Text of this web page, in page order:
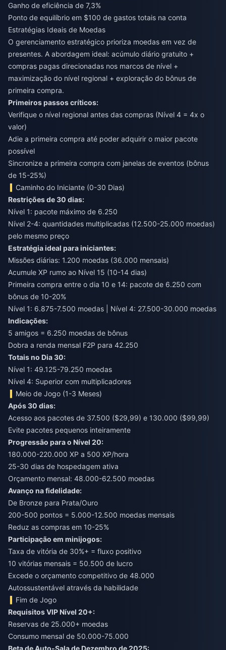
Ganho de eficiência de 7,3%
Ponto de equilíbrio em $100 de gastos totais na conta
Estratégias Ideais de Moedas
O gerenciamento estratégico prioriza moedas em vez de
presentes. A abordagem ideal: acúmulo diário gratuito +
compras pagas direcionadas nos marcos de nível +
maximização do nível regional + exploração do bônus de
primeira compra.
Primeiros passos críticos:
Verifique o nível regional antes das compras (Nível 4 = 4x o
valor)
Adie a primeira compra até poder adquirir o maior pacote
possível
Sincronize a primeira compra com janelas de eventos (bônus
de 15-25%)
Caminho do Iniciante (0-30 Dias)
Restrições de 30 dias:
Nível 1: pacote máximo de 6.250
Nível 2-4: quantidades multiplicadas (12.500-25.000 moedas)
pelo mesmo preço
Estratégia ideal para iniciantes:
Missões diárias: 1.200 moedas (36.000 mensais)
Acumule XP rumo ao Nível 15 (10-14 dias)
Primeira compra entre o dia 10 e 14: pacote de 6.250 com
bônus de 10-20%
Nível 1: 6.875-7.500 moedas | Nível 4: 27.500-30.000 moedas
Indicações:
5 amigos = 6.250 moedas de bônus
Dobra a renda mensal F2P para 42.250
Totais no Dia 30:
Nível 1: 49.125-79.250 moedas
Nível 4: Superior com multiplicadores
Meio de Jogo (1-3 Meses)
Após 30 dias:
Acesso aos pacotes de 37.500 ($29,99) e 130.000 ($99,99)
Evite pacotes pequenos inteiramente
Progressão para o Nível 20:
180.000-220.000 XP a 500 XP/hora
25-30 dias de hospedagem ativa
Orçamento mensal: 48.000-62.500 moedas
Avanço na fidelidade:
De Bronze para Prata/Ouro
200-500 pontos = 5.000-12.500 moedas mensais
Reduz as compras em 10-25%
Participação em minijogos:
Taxa de vitória de 30%+ = fluxo positivo
10 vitórias mensais = 50.500 de lucro
Excede o orçamento competitivo de 48.000
Autossustentável através da habilidade
Fim de Jogo
Requisitos VIP Nível 20+:
Reservas de 25.000+ moedas
Consumo mensal de 50.000-75.000